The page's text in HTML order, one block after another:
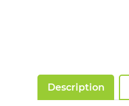
Description